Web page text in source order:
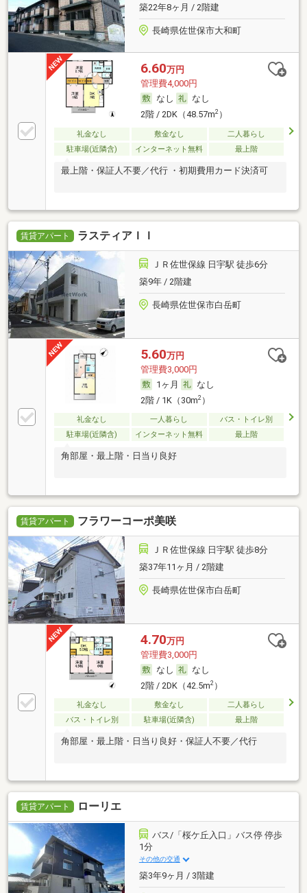
築22年8ヶ月 / 2階建
長崎県佐世保市大和町
6.60万円
管理費4,000円
なし
なし
2階 / 2DK（48.57m2）
礼金なし 敷金なし
二人暮らし
駐車場(近隣含)
インターネット無料 最上階
最上階・保証人不要／代行 ・初期費用カード決済可
賃貸アパート ラスティアＩＩ
ＪＲ佐世保線 日宇駅 徒歩6分
築9年 / 2階建
長崎県佐世保市白岳町
5.60万円
管理費3,000円
1ヶ月
なし
2階 / 1K（30m2）
礼金なし 一人暮らし
バス・トイレ別
駐車場(近隣含)
インターネット無料 最上階
角部屋・最上階・日当り良好
賃貸アパート フラワーコーポ美咲
ＪＲ佐世保線 日宇駅 徒歩8分
築37年11ヶ月 / 2階建
長崎県佐世保市白岳町
4.70万円
管理費3,000円
なし
なし
2階 / 2DK（42.5m2）
礼金なし 敷金なし
二人暮らし
バス・トイレ別
駐車場(近隣含) 最上階
角部屋・最上階・日当り良好・保証人不要／代行
賃貸アパート ローリエ
バス/「桜ケ丘入口」バス停 停歩
1分
その他の交通
築3年9ヶ月 / 3階建